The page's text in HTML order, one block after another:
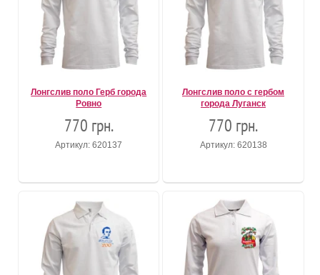
Лонгслив поло Герб города
Ровно
770 грн.
Артикул: 620137
Лонгслив поло с гербом
города Луганск
770 грн.
Артикул: 620138